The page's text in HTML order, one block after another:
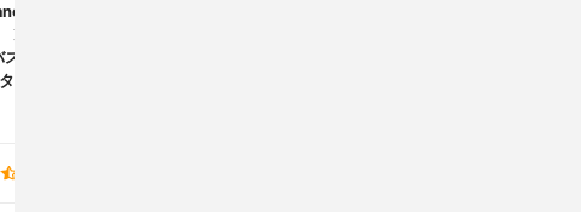
フランフラ
ン)
マット バス
タイム